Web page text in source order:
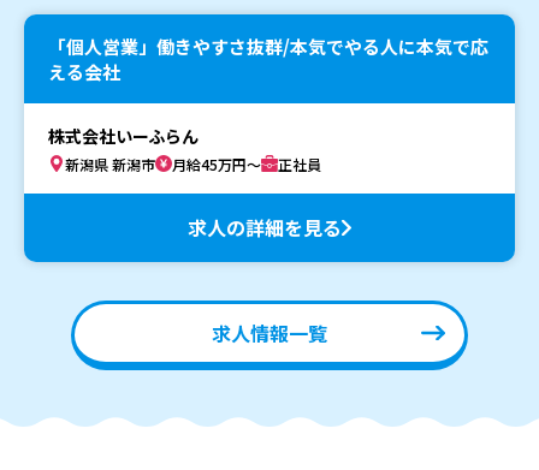
「個人営業」働きやすさ抜群/本気でやる人に本気で応
える会社
株式会社いーふらん
新潟県 新潟市 月給45万円～ 正社員
求人の詳細を見る
求人情報一覧